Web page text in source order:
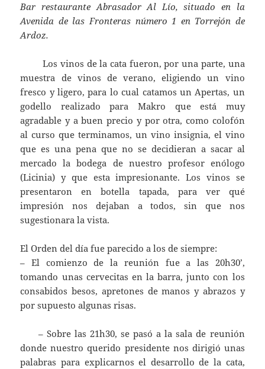
Bar restaurante Abrasador Al Lío, situado en la
Avenida de las Fronteras número 1 en Torrejón de
Ardoz.
Los vinos de la cata fueron, por una parte, una
muestra de vinos de verano, eligiendo un vino
fresco y ligero, para lo cual catamos un Apertas, un
godello realizado para Makro que está muy
agradable y a buen precio y por otra, como colofón
al curso que terminamos, un vino insignia, el vino
que es una pena que no se decidieran a sacar al
mercado la bodega de nuestro profesor enólogo
(Licinia) y que esta impresionante. Los vinos se
presentaron en botella tapada, para ver qué
impresión nos dejaban a todos, sin que nos
sugestionara la vista.
El Orden del día fue parecido a los de siempre:
– El comienzo de la reunión fue a las 20h30’,
tomando unas cervecitas en la barra, junto con los
consabidos besos, apretones de manos y abrazos y
por supuesto algunas risas.
– Sobre las 21h30, se pasó a la sala de reunión
donde nuestro querido presidente nos dirigió unas
palabras para explicarnos el desarrollo de la cata,